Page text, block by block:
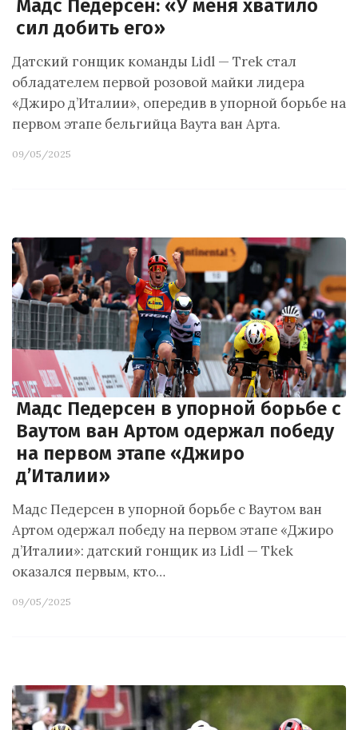
Мадс Педерсен: «У меня хватило
сил добить его»
Датский гонщик команды Lidl — Trek стал
обладателем первой розовой майки лидера
«Джиро д’Италии», опередив в упорной борьбе на
первом этапе бельгийца Ваута ван Арта.
09/05/2025
Мадс Педерсен в упорной борьбе с
Ваутом ван Артом одержал победу
на первом этапе «Джиро
д’Италии»
Мадс Педерсен в упорной борьбе с Ваутом ван
Артом одержал победу на первом этапе «Джиро
д’Италии»: датский гонщик из Lidl — Tkek
оказался первым, кто…
09/05/2025